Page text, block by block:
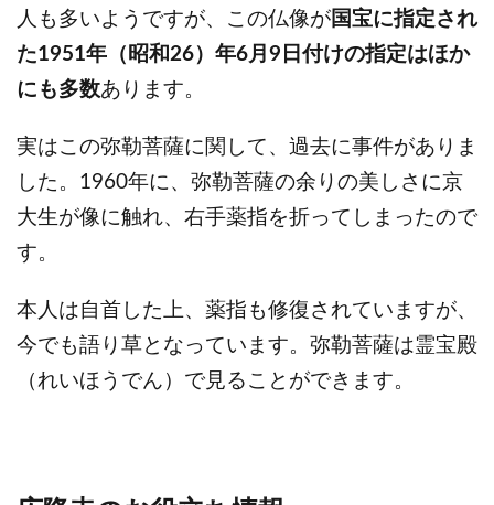
人も多いようですが、この仏像が国宝に指定され
た1951年（昭和26）年6月9日付けの指定はほか
にも多数あります。
実はこの弥勒菩薩に関して、過去に事件がありま
した。 1960年に、弥勒菩薩の余りの美しさに京
大生が像に触れ、右手薬指を折ってしまったので
す。
本人は自首した上、薬指も修復されていますが、
今でも語り草となっています。弥勒菩薩は霊宝殿
（れいほうでん）で見ることができます。